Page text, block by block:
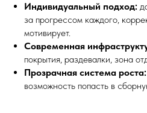
Индивидуальный подход:
за прогрессом каждого,
мотивирует.
Современная
покрытия, раздевалки, зона
Прозрачная система роста:
возможность попасть в